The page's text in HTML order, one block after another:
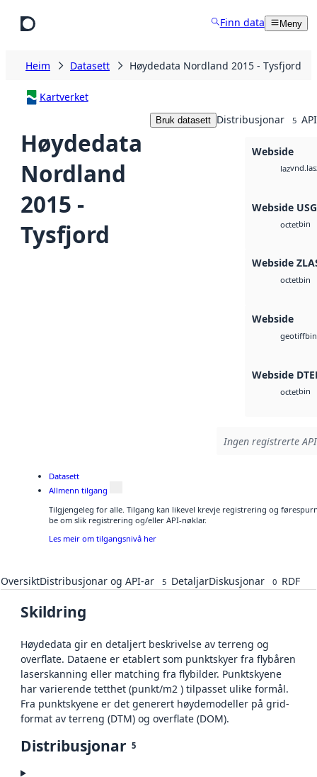
Finn data Meny
Heim Datasett Høydedata Nordland 2015 - Tysfjord
Kartverket
Høydedata
Nordland
2015 -
Tysfjord
Bruk datasett Distribusjonar 5
Webside
laz
Webside
octetbin
Webside
octetbin
Webside
geotiffbin
Webside
octetbin
Ingen registrerte
Datasett
Allmenn tilgang
Tilgjengeleg for alle. Tilgang kan likevel krevje registrering og
be om slik registrering og/eller API-nøklar.
Les meir om tilgangsnivå her
OversiktDistribusjonar og API-ar 5 DetaljarDiskusjonar 0 RDF
Skildring
Høydedata gir en detaljert beskrivelse av terreng og
overflate. Dataene er etablert som punktskyer fra flybåren
laserskanning eller matching fra flybilder. Punktskyene
har varierende tetthet (punkt/m2 ) tilpasset ulike formål.
Fra punktskyene er det generert høydemodeller på grid-
format av terreng (DTM) og overflate (DOM).
Distribusjonar 5